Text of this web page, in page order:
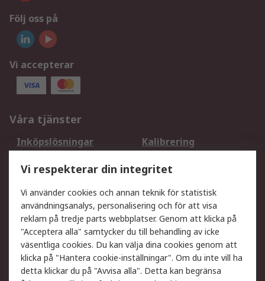
Följ oss på
Vi accepterar
Våra tjänster
Inköpslösningar
Kalibrering
DesignSpark
Teknisk Support
Ditt lokala säljteam
Exportlösningar
Support
Få hjälp
Retur av varor
Leverans
Spåra din order
Begär en fakturakopi
Fördelar med RS-konto
Vi respekterar din integritet
Vi använder cookies och annan teknik för statistisk
användningsanalys, personalisering och för att visa
reklam på tredje parts webbplatser. Genom att klicka på
"Acceptera alla" samtycker du till behandling av icke
väsentliga cookies. Du kan välja dina cookies genom att
klicka på "Hantera cookie-inställningar". Om du inte vill ha
detta klickar du på "Avvisa alla". Detta kan begränsa